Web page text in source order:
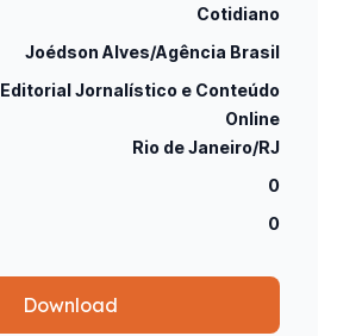
Cotidiano
Joédson Alves/Agência Brasil
Editorial Jornalístico e Conteúdo
Online
Rio de Janeiro/RJ
0
0
Download